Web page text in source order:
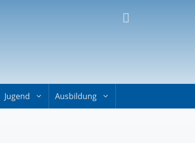
Jugend Ausbildung